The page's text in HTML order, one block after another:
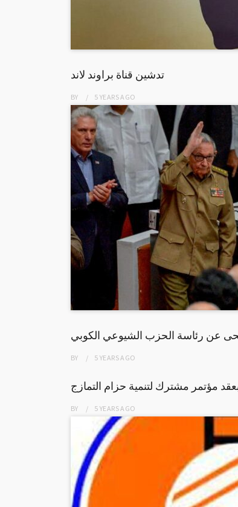
تدشين قناة براوند لاند
BY 5 YEARSAGO
عن رئاسة الحزب الشيوعي الكوبي
BY 5 YEARSAGO
مؤتمر مشترك لتنمية حزام التمازج
BY 5 YEARSAGO